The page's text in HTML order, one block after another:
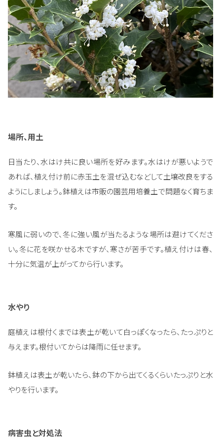
場所、用土
日当たり、水はけ共に良い場所を好みます。水はけが悪いようで
あれば、植え付け前に赤玉土を混ぜ込むなどして土壌改良をする
ようにしましょう。鉢植えは市販の園芸用培養土で問題なく育ちま
す。
寒風に弱いので、冬に強い風が当たるような場所は避けてくださ
い。冬に花を咲かせる木ですが、寒さが苦手です。植え付けは春、
十分に気温が上がってから行います。
水やり
庭植えは根付くまでは表土が乾いて白っぽくなったら、たっぷりと
与えます。根付いてからは降雨に任せます。
鉢植えは表土が乾いたら、鉢の下から出てくるくらいたっぷりと水
やりを行います。
病害虫と対処法